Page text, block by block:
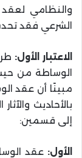
والنظامي لعقد
الشرعي فقد
الاعتبار الأول:
الوساطة من
مبينًا أن عقد
بالأحاديث
إلى قسمين:
الأول: عقد